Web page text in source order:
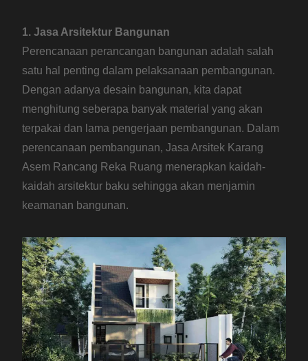
1. Jasa Arsitektur Bangunan
Perencanaan perancangan bangunan adalah salah
satu hal penting dalam pelaksanaan pembangunan.
Dengan adanya desain bangunan, kita dapat
menghitung seberapa banyak material yang akan
terpakai dan lama pengerjaan pembangunan. Dalam
perencanaan pembangunan, Jasa Arsitek Karang
Asem Rancang Reka Ruang menerapkan kaidah-
kaidah arsitektur baku sehingga akan menjamin
keamanan bangunan.